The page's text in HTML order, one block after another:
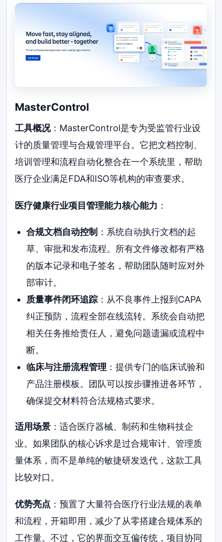
MasterControl
工具概况：MasterControl是专为受监管行业设
计的质量管理与合规管理平台。它把文档控制、
培训管理和流程自动化整合在一个系统里，帮助
医疗企业满足FDA和ISO等机构的审查要求。
医疗健康行业项目管理能力核心能力 ：
合规文档自动控制 ：系统自动执行文档的起
草、审批和发布流程。所有文件修改都有严格
的版本记录和电子签名，帮助团队随时应对外
部审计。
质量事件闭环追踪：从不良事件上报到CAPA
纠正预防，流程全部在线流转。系统会自动把
相关任务推给责任人，避免问题遗漏或流程中
断。
临床与注册流程管理 ：提供专门的临床试验和
产品注册模板。团队可以按步骤推进各环节，
确保提交材料符合法规格式要求。
适用场景 ：适合医疗器械、制药和生物科技企
业。如果团队的核心诉求是过合规审计、管理质
量体系，而不是单纯的敏捷研发迭代，这款工具
比较对口。
优势亮点 ：预置了大量符合医疗行业法规的表单
和流程，开箱即用，减少了从零搭建合规体系的
工作量。不过，它的界面交互偏传统，项目协同